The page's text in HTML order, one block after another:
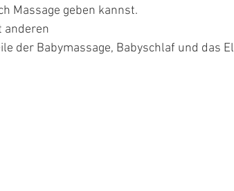
Massage geben kannst.
anderen